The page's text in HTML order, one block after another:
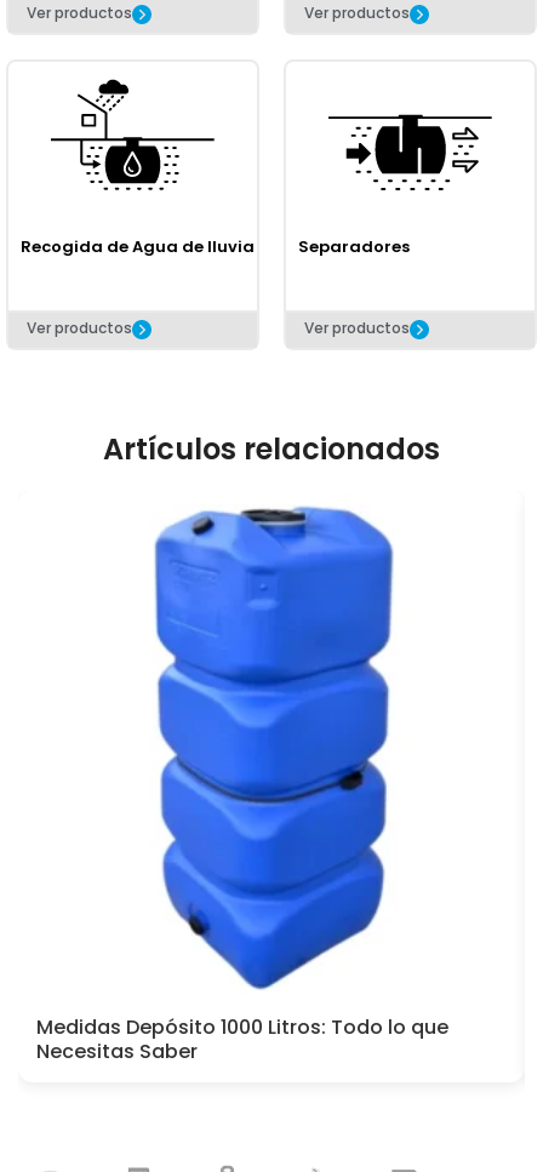
Ver productos Ver productos
Recogida de Agua de lluvia
Ver productos
Separadores
Ver productos
Artículos relacionados
Medidas Depósito 1000 Litros: Todo lo que
Necesitas Saber